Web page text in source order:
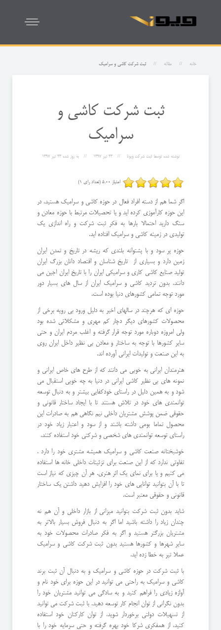
خانه مقاله ثبت شرکت کاشی و سرامیک
ثبت شرکت کاشی و
سرامیک
نوشته شده توسطثبت شرکت ویونا 23 تیر 1397 به روز شده23 تیر 1397
امتیاز 5.00 (تعداد رای 1)
اگر شما هم از دسته افراد فعال در حوزه کاشی و سرامیک هستید، در
این حوزه کارآموزی کرده اید و یا تحصیلات مرتبط با حوزه معادن و
سنگ دارید احتمالا بارها به فکر ثبت شرکت و راه اندازی یک
تولیدی در زمینه کاشی و سرامیک افتاده اید.
حوزه پر سود و با پشتوانه بلندی که ریشه در تاریخ و تمدن ایران
زمین دارد و بسیاری از تاریخ شناسان و اقتصاد دانان بزرگ ایران
تولید صنایع کاشی کاری و سرامیکی ایران را با تاریخ ایران اجین می
دانند. بدون تردید کاشی و سرامیک ایران از سال های بسیار دور
مورد توجه تمامی کشورهای دنیا بوده است.
حوزه ای که هرچند در سالهای اخیر به دلیل ورود بی رویه برخی از
محصولات کشورهای دیگر دچار کم مهری و مشکلاتی شده بود
ولی امروزه دوباره مورد توجه قرار گرفته و اغلب مردم ایران و حتی
سایر کشورها با توجه به ساختار و معادن بی نظیر داخل ایران روی
به این صنعت و تولیدات ایرانی آورده اند.
هنرمندان ایرانی به خوبی می دانند که از طرح های خاص ایرانی و
نمونه های بی نظیر کاشی ایرانی در دنیا به چه خوبی استقبال می
شود و به همین دلیل در راستای خودکفایی بیشتر و به دنبال توسعه
توانمندی های خود در تلاش هستند تا با ایجاد ساختار قانونی و
حقوقی ضمن پوشش مشتریان داخلی نیم نگاهی هم به صادرات این
محصول تماما بومی داشته باشند و از سود و اعتبار زیاد خود در
راستای توسعه توانمندی های شخصی و شرکتی خود استفاده کنند.
خوشبختانه صنعت کاشی و سرامیک همیشه مشتری خود را دارد .
تفاوتی ندارد که از این صنعت برای تزئینات داخلی خانه ها استفاده
می کنیم و یا برای نمای یک اثر هنری. هر آن چیزی که نیاز است
تا با آن بتوانید توانایی های خود را افزایش دهید داشتن یک ساختار
قانونی و حقوقی معتبر است.
شاید بدون ثبت شرکت بتوانید میزانی از بازار داخلی و آن هم نه
چندان زیاد را داشته باشید اما اگر به دنبال فروش بسیار بالاتر به
مشتریان بزرگتر هستید و اگر به فکر صادرات محصولات خود به
سایر شهرها و کشورها هستید بدون ثبت شرکت کاشی و سرامیک
عملا تیر به خطا زده اید.
با ثبت شرکت در حوزه کاشی و سرامیک و به دنبال آن ثبت برند
کاشی و سرامیک به راحتی می توانید در این حوزه برای خود نام و
آوازه زیادی را فراهم کنید و به سادگی می توانید مشتریان خود را
بدون نگرانی از توان انجام کار توسعه دهید. با ثبت شرکت می توانید
از تسهیلات دولتی برخوردار شوید، از توان کارکنان خود استفاده
کنید، از همفکری شرکا خود بهره گرفته و حتی سرمایه خود را با